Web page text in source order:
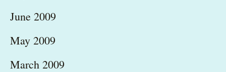
June 2009
May 2009
March 2009